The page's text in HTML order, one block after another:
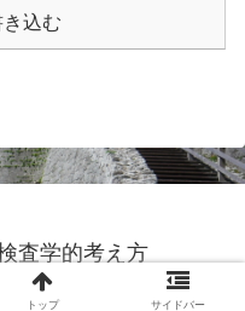
込む
査学的考え方
検査学的考え方.
トップ サイドバー